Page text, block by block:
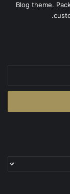
Blog theme.